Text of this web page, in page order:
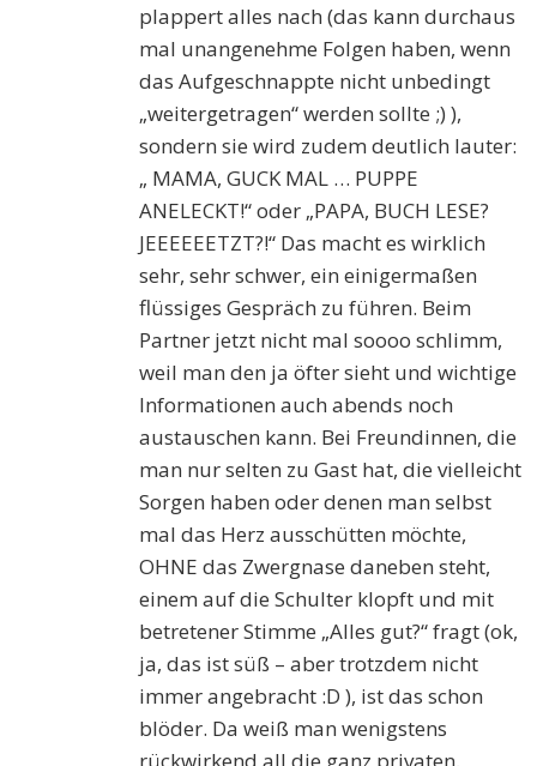
plappert alles nach (das kann durchaus
mal unangenehme Folgen haben, wenn
das Aufgeschnappte nicht unbedingt
„weitergetragen“ werden sollte ;) ),
sondern sie wird zudem deutlich lauter:
„ MAMA, GUCK MAL … PUPPE
ANELECKT!“ oder „PAPA, BUCH LESE?
JEEEEEETZT?!“ Das macht es wirklich
sehr, sehr schwer, ein einigermaßen
flüssiges Gespräch zu führen. Beim
Partner jetzt nicht mal soooo schlimm,
weil man den ja öfter sieht und wichtige
Informationen auch abends noch
austauschen kann. Bei Freundinnen, die
man nur selten zu Gast hat, die vielleicht
Sorgen haben oder denen man selbst
mal das Herz ausschütten möchte,
OHNE das Zwergnase daneben steht,
einem auf die Schulter klopft und mit
betretener Stimme „Alles gut?“ fragt (ok,
ja, das ist süß – aber trotzdem nicht
immer angebracht :D ), ist das schon
blöder. Da weiß man wenigstens